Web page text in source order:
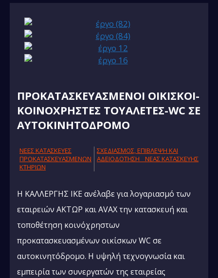
ΠΡΟΚΑΤΑΣΚΕΥΑΣΜΕΝΟΙ ΟΙΚΙΣΚΟΙ-
ΚΟΙΝΟΧΡΗΣΤΕΣ ΤΟΥΑΛΕΤΕΣ-WC ΣΕ
ΑΥΤΟΚΙΝΗΤΟΔΡΟΜΟ
NΕΕΣ ΚΑΤΑΣΚΕΥΕΣ
ΠΡΟΚΑΤΑΣΚΕΥΑΣΜΕΝΩΝ
ΚΤΗΡΙΩΝ
ΣΧΕΔΙΑΣΜΟΣ, ΕΠΙΒΛΕΨΗ ΚΑΙ
AΔΕΙΟΔΟΤΗΣΗ ΝΕΑΣ ΚΑΤΑΣΚΕΥΗΣ
Η ΚΑΛΛΕΡΓΗΣ ΙΚΕ ανέλαβε για λογαριασμό των
εταιρειών ΑΚΤΩΡ και AVAX την κατασκευή και
τοποθέτηση κοινόχρηστων
προκατασκευασμένων οικίσκων WC σε
αυτοκινητόδρομο. Η υψηλή τεχνογνωσία και
εμπειρία των συνεργατών της εταιρείας